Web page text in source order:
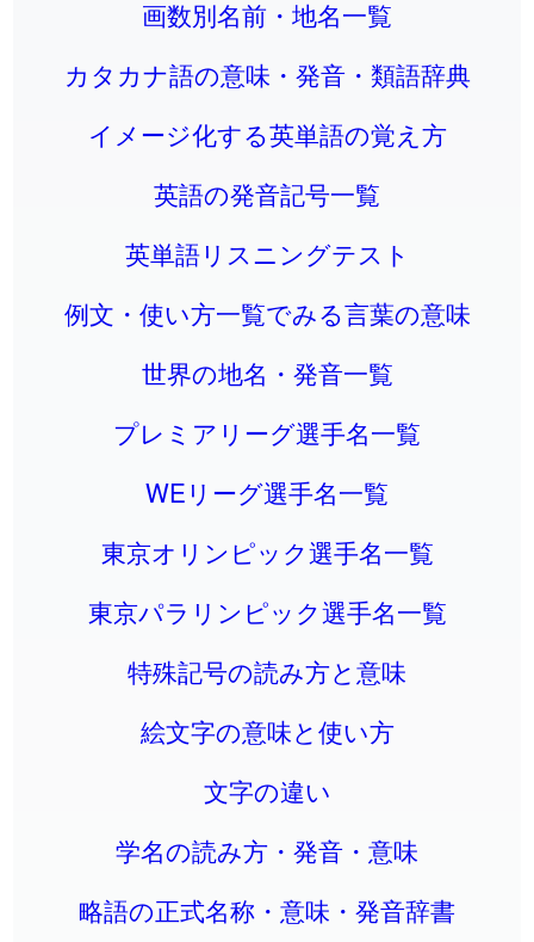
画数別名前・地名一覧
カタカナ語の意味・発音・類語辞典
イメージ化する英単語の覚え方
英語の発音記号一覧
英単語リスニングテスト
例文・使い方一覧でみる言葉の意味
世界の地名・発音一覧
プレミアリーグ選手名一覧
WEリーグ選手名一覧
東京オリンピック選手名一覧
東京パラリンピック選手名一覧
特殊記号の読み方と意味
絵文字の意味と使い方
文字の違い
学名の読み方・発音・意味
略語の正式名称・意味・発音辞書